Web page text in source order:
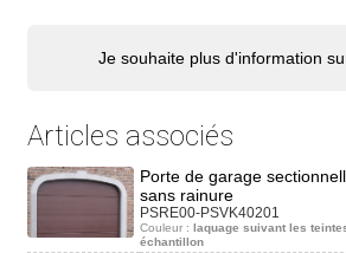
Je souhaite plus d'information
Articles associés
Porte de garage
sans rainure
PSRE00-PSVK40201
Couleur : laquage suivant les
échantillon